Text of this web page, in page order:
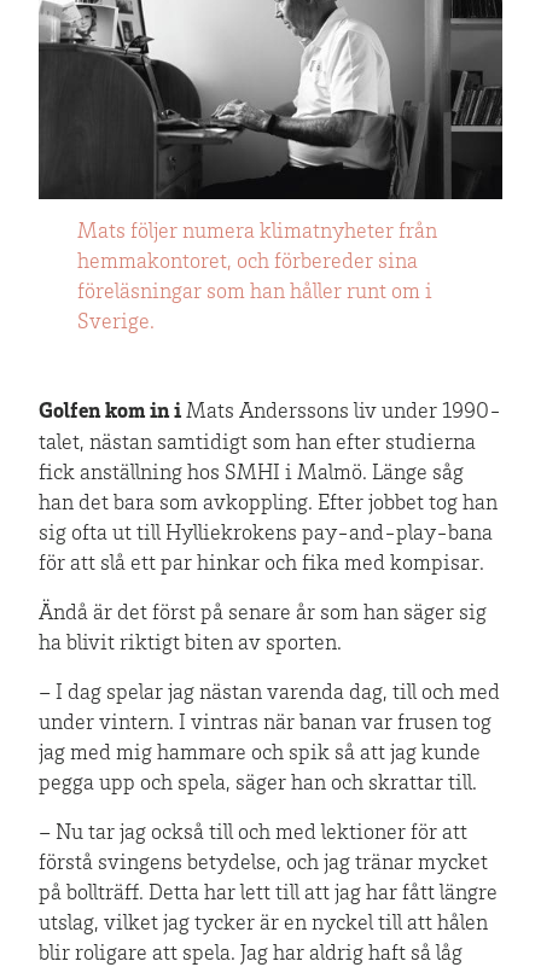
Mats följer numera klimatnyheter från
hemmakontoret, och förbereder sina
föreläsningar som han håller runt om i
Sverige.
Golfen kom in i Mats Anderssons liv under 1990-
talet, nästan samtidigt som han efter studierna
fick anställning hos SMHI i Malmö. Länge såg
han det bara som avkoppling. Efter jobbet tog han
sig ofta ut till Hylliekrokens pay-and-play-bana
för att slå ett par hinkar och fika med kompisar.
Ändå är det först på senare år som han säger sig
ha blivit riktigt biten av sporten.
– I dag spelar jag nästan varenda dag, till och med
under vintern. I vintras när banan var frusen tog
jag med mig hammare och spik så att jag kunde
pegga upp och spela, säger han och skrattar till.
– Nu tar jag också till och med lektioner för att
förstå svingens betydelse, och jag tränar mycket
på bollträff. Detta har lett till att jag har fått längre
utslag, vilket jag tycker är en nyckel till att hålen
blir roligare att spela. Jag har aldrig haft så låg